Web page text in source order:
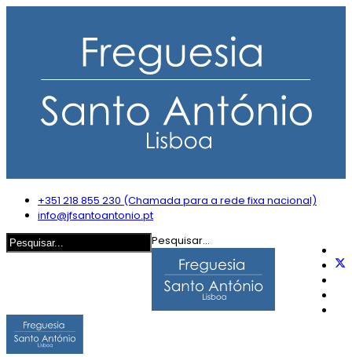
+351 218 855 230 (Chamada para a rede fixa nacional)
info@jfsantoantonio.pt
Pesquisar...